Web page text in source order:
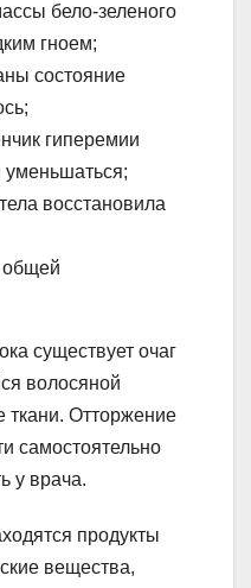
бело-зеленого
гноем;
состояние
гиперемии
уменьшаться;
восстановила
общей
существует очаг
волосяной
Отторжение
самостоятельно
у врача.
продукты
вещества,